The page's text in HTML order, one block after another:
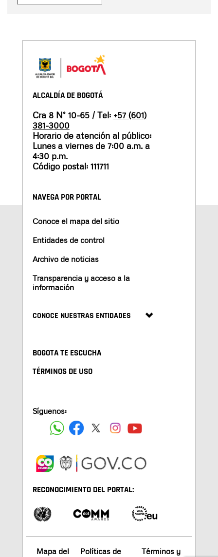
ALCALDÍA DE BOGOTÁ
Cra 8 N° 10-65 / Tel: +57 (601)
381-3000
Horario de atención al público:
Lunes a viernes de 7:00 a.m. a
4:30 p.m.
Código postal: 111711
NAVEGA POR PORTAL
Conoce el mapa del sitio
Entidades de control
Archivo de noticias
Transparencia y acceso a la
información
CONOCE NUESTRAS ENTIDADES
BOGOTA TE ESCUCHA
TÉRMINOS DE USO
Síguenos:
RECONOCIMIENTO DEL PORTAL:
Mapa del
Políticas de
Términos y